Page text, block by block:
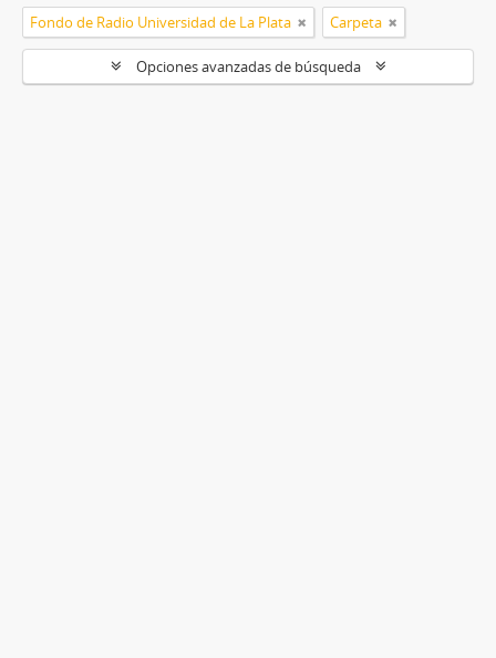
Fondo de Radio Universidad de La Plata Carpeta
Opciones avanzadas de búsqueda